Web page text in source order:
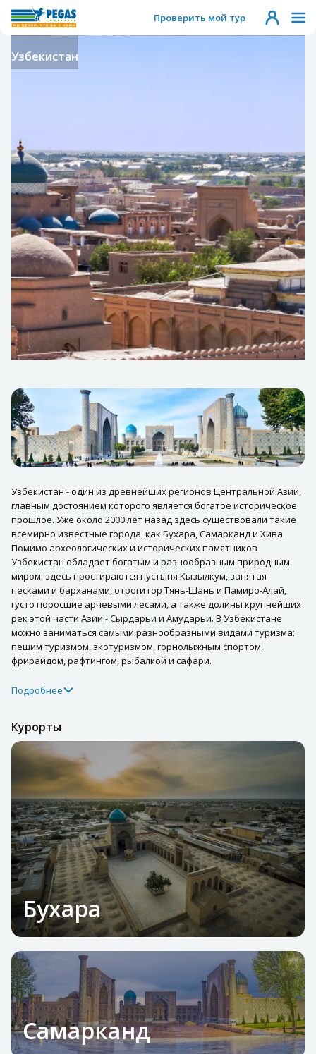
Проверить мой тур
Узбекистан
Узбекистан - один из древнейших регионов Центральной Азии,
главным достоянием которого является богатое историческое
прошлое. Уже около 2000 лет назад здесь существовали такие
всемирно известные города, как Бухара, Самарканд и Хива.
Помимо археологических и исторических памятников
Узбекистан обладает богатым и разнообразным природным
миром: здесь простираются пустыня Кызылкум, занятая
песками и барханами, отроги гор Тянь-Шань и Памиро-Алай,
густо поросшие арчевыми лесами, а также долины крупнейших
рек этой части Азии - Сырдарьи и Амударьи. В Узбекистане
можно заниматься самыми разнообразными видами туризма:
пешим туризмом, экотуризмом, горнолыжным спортом,
фрирайдом, рафтингом, рыбалкой и сафари.
Подробнее
Курорты
Бухара
Самарканд